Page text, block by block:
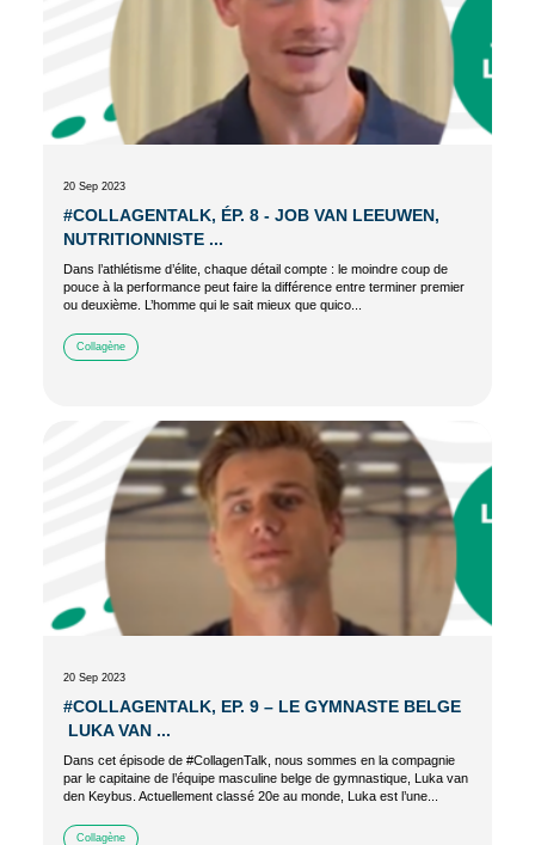
20 Sep 2023
#COLLAGENTALK, ÉP. 8 - JOB VAN LEEUWEN,
NUTRITIONNISTE ...
Dans l’athlétisme d’élite, chaque détail compte : le moindre coup de
pouce à la performance peut faire la différence entre terminer premier
ou deuxième. L’homme qui le sait mieux que quico...
Collagène
20 Sep 2023
#COLLAGENTALK, EP. 9 – LE GYMNASTE BELGE
LUKA VAN ...
Dans cet épisode de #CollagenTalk, nous sommes en la compagnie
par le capitaine de l’équipe masculine belge de gymnastique, Luka van
den Keybus. Actuellement classé 20e au monde, Luka est l’une...
Collagène